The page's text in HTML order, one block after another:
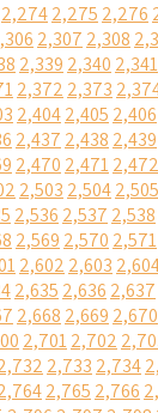
2,2742,275 2,276
2,307 2,308
2,339 2,340 2,341
2,372 2,373
2,4042,405 2,406
2,437 2,438 2,439
2,470 2,4712,472
2,503 2,5042,505
2,536 2,537 2,538
2,569 2,570 2,571
2,602 2,603
2,635 2,636 2,637
2,668 2,669 2,670
2,7012,702
2,733 2,734
2,765 2,766